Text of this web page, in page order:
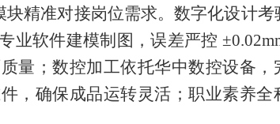
精准对接岗位需求。数字化设计考
业软件建模制图，误差严控
量；数控加工依托华中数控设备，
，确保成品运转灵活；职业素养全